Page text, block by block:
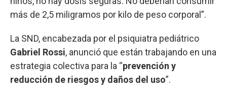
más de 2,5 miligramos por kilo de peso corporal”.
La SND, encabezada por el psiquiatra pediátrico
Gabriel Rossi, anunció que están trabajando en una
estrategia colectiva para la “prevención y
reducción de riesgos y daños del uso”.